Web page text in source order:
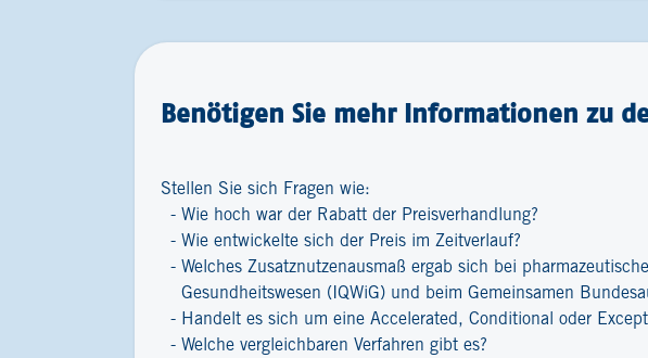
Benötigen Sie mehr Informationen zu
Stellen Sie sich Fragen wie:
Wie hoch war der Rabatt der Preisverhandlung?
Wie entwickelte sich der Preis im Zeitverlauf?
Welches Zusatznutzenausmaß ergab sich bei
Gesundheitswesen (IQWiG) und beim Gemeinsamen
Handelt es sich um eine Accelerated, Conditional oder
Welche vergleichbaren Verfahren gibt es?